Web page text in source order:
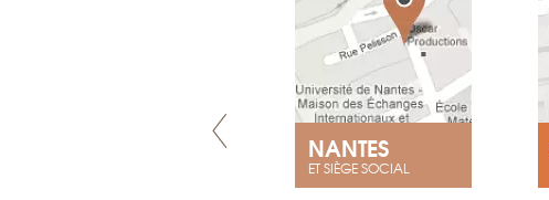
NANTES
ET SIÈGE SOCIAL